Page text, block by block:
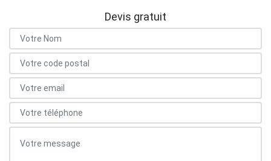
Devis gratuit